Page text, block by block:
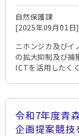
自然保護課
[2025年09月01日]
ニホンジカ及びイ
の拡大抑制及び捕
ICTを活用したく
令和7年度青
企画提案競技